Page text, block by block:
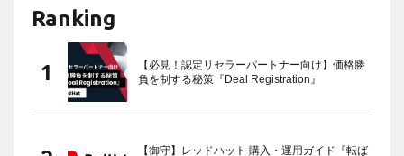
Ranking
【必見！認定リセラーパートナー向け】価格勝
負を制する秘策『Deal Registration』
【御守】レッドハット 購入・運用ガイド『転ば